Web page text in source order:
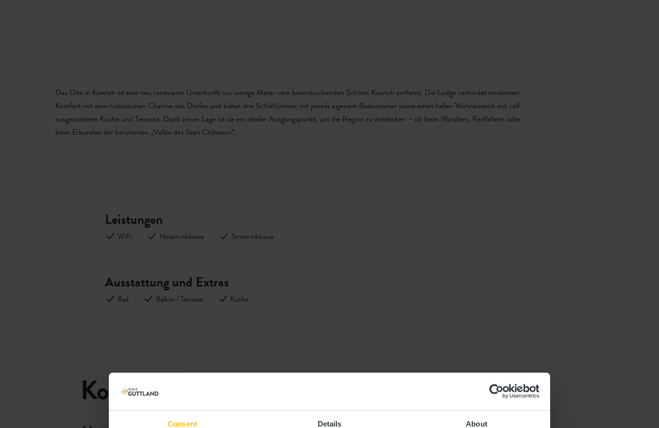
Consent Details About
Das Gîte in Koerich ist eine neu renovierte Unterkunft nur wenige Meter vom beeindruckenden Schloss Koerich entfernt. Die Lodge verbindet modernen
Komfort mit dem historischen Charme des Dorfes und bietet drei Schlafzimmer mit jeweils eigenem Badezimmer sowie einen hellen Wohnbereich mit voll
ausgestatteter Küche und Terrasse. Dank seiner Lage ist sie ein idealer Ausgangspunkt, um die Region zu entdecken – ob beim Wandern, Radfahren oder
beim Erkunden der berühmten „Vallée des Sept Châteaux“.
Leistungen
WiFi Heizen inklusive Strom inklusive
Ausstattung und Extras
Bad Balkon / Terrasse Küche
Kontakt